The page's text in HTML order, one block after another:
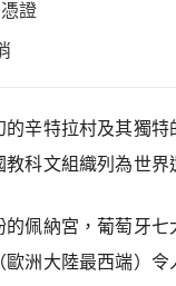
證
辛特拉村及其獨特
教科文組織列為世界
的佩納宮，葡萄牙七
歐洲大陸最西端）令